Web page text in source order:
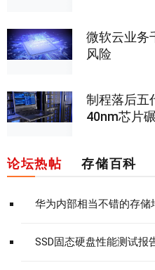
微软云业务
风险
制程落后五
40nm芯片
论坛热帖 存储百科
华为内部相当不错的存储
SSD固态硬盘性能测试报